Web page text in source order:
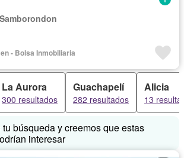
- Bolsa Inmobiliaria
La Aurora
300 resultados
Guachapelí
282 resultados
Alicia
13
búsqueda y creemos que estas
interesar